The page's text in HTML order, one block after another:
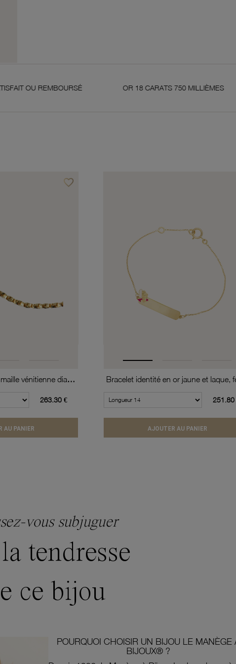
OR 18 CARATS 750 MILLIÈMES
favorite_borderAjouter à vos favoris
Chaîne en or jaune, maille vénitienne diamantée et torsadée
263.30 €
AU PANIER
Bracelet identité en or jaune et laque,
251.80
AJOUTER AU PANIER
vous subjuguer
tendresse
ce bijou
POURQUOI CHOISIR UN BIJOU LE MANÈGE
BIJOUX® ?